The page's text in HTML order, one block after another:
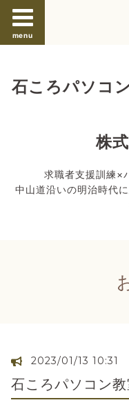
menu
石ころパソコ
株
求職者支援訓練×
中山道沿いの明治時代
2023/01/13 10:31
石ころパソコン